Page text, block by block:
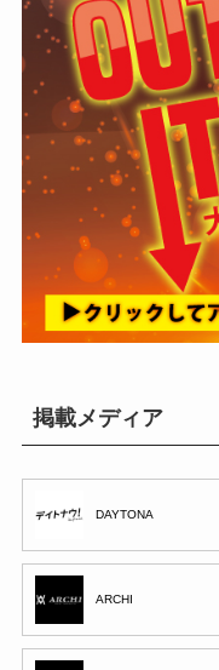
掲載メディア
DAYTONA
ARCHI